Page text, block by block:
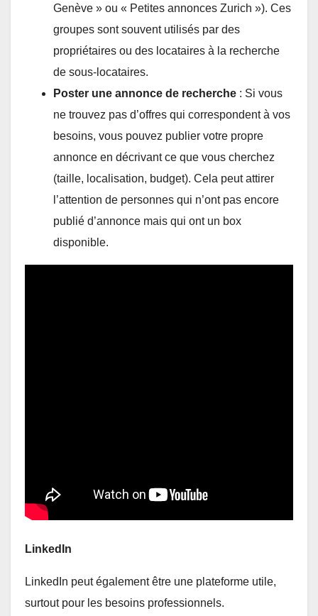
Genève » ou « Petites annonces Zurich »). Ces
groupes sont souvent utilisés par des
propriétaires ou des locataires à la recherche
de sous-locataires.
Poster une annonce de recherche : Si vous
ne trouvez pas d’offres qui correspondent à vos
besoins, vous pouvez publier votre propre
annonce en décrivant ce que vous cherchez
(taille, localisation, budget). Cela peut attirer
l’attention de personnes qui n’ont pas encore
publié d’annonce mais qui ont un box
disponible.
LinkedIn
LinkedIn peut également être une plateforme utile,
surtout pour les besoins professionnels.